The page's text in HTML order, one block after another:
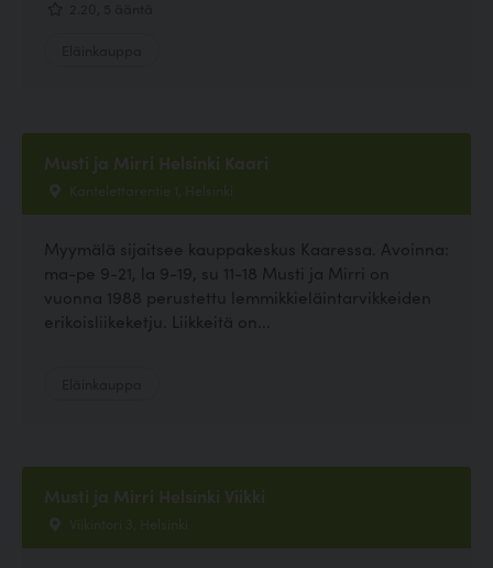
Musti ja Mirri Helsinki Kaari
Kantelettarentie 1, Helsinki
Myymälä sijaitsee kauppakeskus Kaaressa. Avoinna:
ma-pe 9-21, la 9-19, su 11-18 Musti ja Mirri on
vuonna 1988 perustettu lemmikkieläintarvikkeiden
erikoisliikeketju. Liikkeitä on...
Musti ja Mirri Helsinki Viikki
Viikintori 3, Helsinki